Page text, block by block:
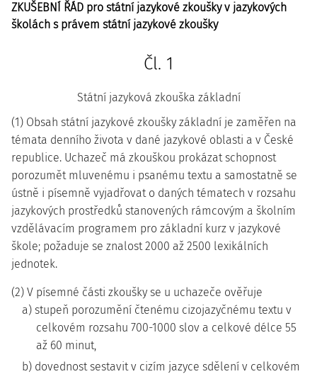
ZKUŠEBNÍ ŘÁD pro státní jazykové zkoušky v jazykových
školách s právem státní jazykové zkoušky
Čl. 1
Státní jazyková zkouška základní
(1) Obsah státní jazykové zkoušky základní je zaměřen na
témata denního života v dané jazykové oblasti a v České
republice. Uchazeč má zkouškou prokázat schopnost
porozumět mluvenému i psanému textu a samostatně se
ústně i písemně vyjadřovat o daných tématech v rozsahu
jazykových prostředků stanovených rámcovým a školním
vzdělávacím programem pro základní kurz v jazykové
škole; požaduje se znalost 2000 až 2500 lexikálních
jednotek.
(2) V písemné části zkoušky se u uchazeče ověřuje
a) stupeň porozumění čtenému cizojazyčnému textu v
celkovém rozsahu 700-1000 slov a celkové délce 55
až 60 minut,
b) dovednost sestavit v cizím jazyce sdělení v celkovém